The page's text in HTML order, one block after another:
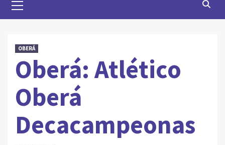
Menu
OBERÁ
Oberá: Atlético
Oberá
Decacampeonas